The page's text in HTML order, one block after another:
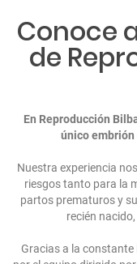
Conoce
de
En Reproducción
único
Nuestra experiencia
riesgos tanto para la
partos prematuros y
recién
Gracias a la